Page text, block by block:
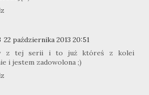
22 października 2013 20:51
z tej serii i to już któreś z kolei
i jestem zadowolona ;)